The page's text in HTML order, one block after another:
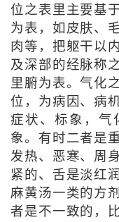
位之表里主要基
为表，如皮肤、
肉等，把躯干以
及深部的经脉称
里腑为表。气化
位，为病因、病
症状、标象，气
象。有时二者是
发热、恶寒、周
紧的、舌是淡红
麻黄汤一类的方
者是不一致的，